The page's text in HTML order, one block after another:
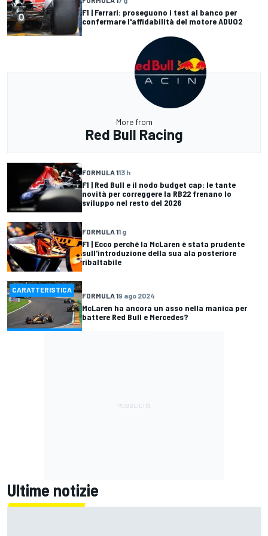
F1 | Ferrari: proseguono i test al banco per
confermare l'affidabilità del motore ADUO2
More from
Red Bull Racing
FORMULA 113 h
F1 | Red Bull e il nodo budget cap: le tante
novità per correggere la RB22 frenano lo
sviluppo nel resto del 2026
FORMULA 11 g
F1 | Ecco perché la McLaren è stata prudente
sull'introduzione della sua ala posteriore
ribaltabile
CARATTERISTICA
FORMULA 19 ago 2024
McLaren ha ancora un asso nella manica per
battere Red Bull e Mercedes?
Ultime notizie